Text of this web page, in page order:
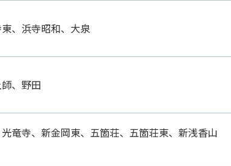
、浜寺昭和、大泉
、野田
竜寺、新金岡東、五箇荘、五箇荘東、新浅香山